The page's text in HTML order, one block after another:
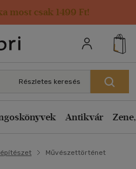
most csak 1499 Ft!
adatai
Részletes keresés
Antikvár
Művészettörténet